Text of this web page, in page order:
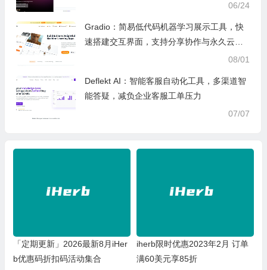
06/24
Gradio：简易低代码机器学习展示工具，快
速搭建交互界面，支持分享协作与永久云端
08/01
Deflekt AI：智能客服自动化工具，多渠道智
能答疑，减负企业客服工单压力
07/07
「定期更新」2026最新8月iHer
b优惠码折扣码活动集合
iherb限时优惠2023年2月 订单
满60美元享85折